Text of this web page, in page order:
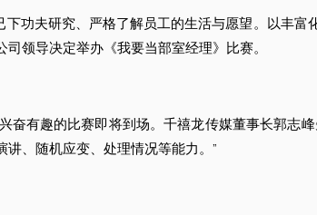
功夫研究、严格了解员工的生活与愿望。以丰
领导决定举办《我要当部室经理》比赛。
有趣的比赛即将到场。千禧龙传媒董事长郭志
、随机应变、处理情况等能力。”